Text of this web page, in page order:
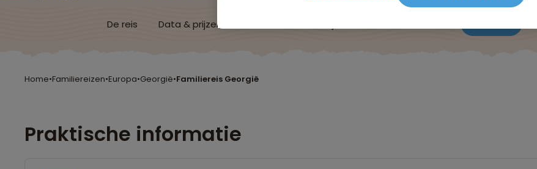
De reis Data & prijzen
Home•Familiereizen•Europa•Georgië•Familiereis Georgië
Praktische informatie